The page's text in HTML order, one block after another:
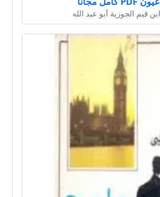
قيم الجوزية أبو عبد الله